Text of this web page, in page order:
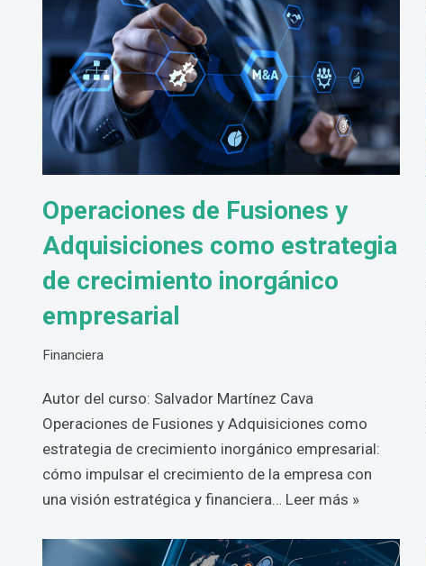
Operaciones de Fusiones y
Adquisiciones como estrategia
de crecimiento inorgánico
empresarial
Financiera
Autor del curso: Salvador Martínez Cava
Operaciones de Fusiones y Adquisiciones como
estrategia de crecimiento inorgánico empresarial:
cómo impulsar el crecimiento de la empresa con
una visión estratégica y financiera… Leer más »